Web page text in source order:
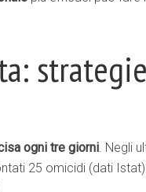
ogni tre giorni. Negli
25 omicidi (dati